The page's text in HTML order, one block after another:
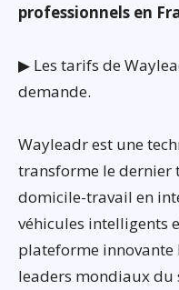
professionnels en
▶ Les tarifs de
demande.
Wayleadr est une
transforme le dernier
domicile-travail en
véhicules intelligents
plateforme innovante
leaders mondiaux du